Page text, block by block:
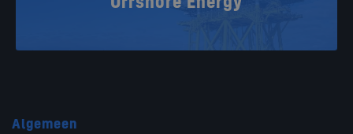
Algemeen